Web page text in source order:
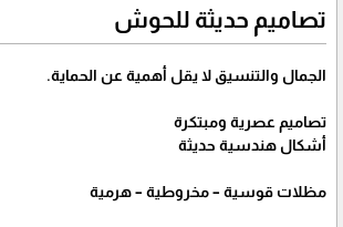
تصاميم حديثة للحوش
الجمال والتنسيق لا يقل أهمية عن الحماية.
تصاميم عصرية ومبتكرة
أشكال هندسية حديثة
مظلات قوسية – مخروطية – هرمية